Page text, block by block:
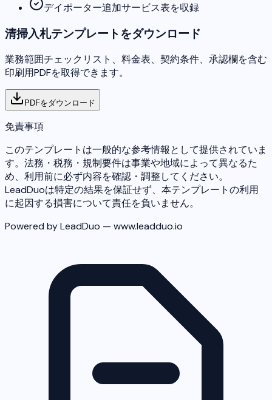
デイポーター追加サービス表を収録
清掃入札テンプレートをダウンロード
業務範囲チェックリスト、料金表、契約条件、承認欄を含む
印刷用PDFを取得できます。
PDFをダウンロード
免責事項
このテンプレートは一般的な参考情報として提供されていま
す。法務・税務・規制要件は事業や地域によって異なるた
め、利用前に必ず内容を確認・調整してください。
LeadDuoは特定の結果を保証せず、本テンプレートの利用
に起因する損害について責任を負いません。
Powered by LeadDuo — www.leadduo.io